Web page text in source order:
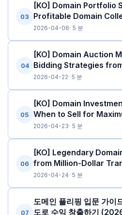
03
[KO] Domain Portfolio
Profitable Domain
2026-04-06 5 분
04
[KO] Domain Auction
Bidding Strategies
2026-04-22 5 분
05
[KO] Domain
When to Sell for
2026-04-23 5 분
06
[KO] Legendary
from Million-Dollar
2026-04-24 5 분
07
도메인 플리핑 입문 가이
도로 수익 창출하기